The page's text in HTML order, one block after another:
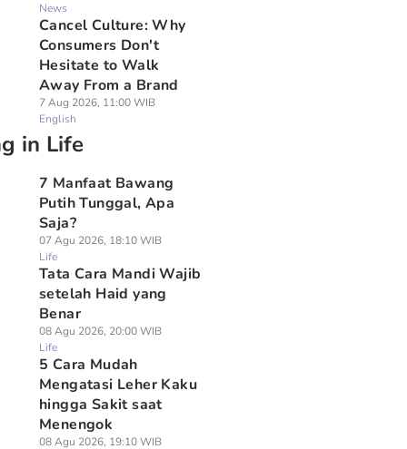
News
Cancel Culture: Why
Consumers Don't
Hesitate to Walk
Away From a Brand
7 Aug 2026, 11:00 WIB
English
in Life
7 Manfaat Bawang
Putih Tunggal, Apa
Saja?
07 Agu 2026, 18:10 WIB
Life
Tata Cara Mandi Wajib
setelah Haid yang
Benar
08 Agu 2026, 20:00 WIB
Life
5 Cara Mudah
Mengatasi Leher Kaku
hingga Sakit saat
Menengok
08 Agu 2026, 19:10 WIB